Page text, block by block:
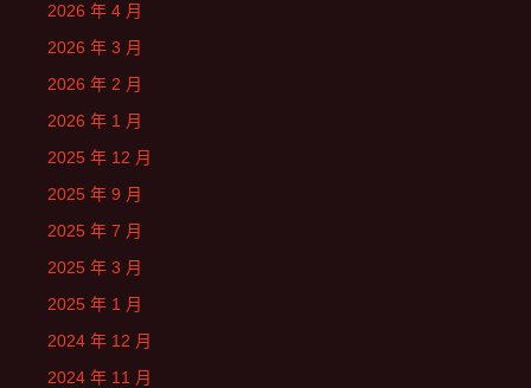
2026 年 4 月
2026 年 3 月
2026 年 2 月
2026 年 1 月
2025 年 12 月
2025 年 9 月
2025 年 7 月
2025 年 3 月
2025 年 1 月
2024 年 12 月
2024 年 11 月